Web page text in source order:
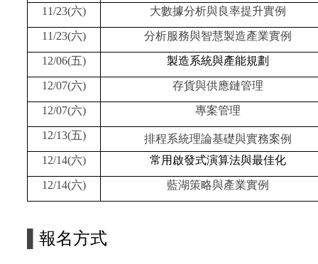
11/23(六) 大數據分析與良率提升實例
11/23(六) 分析服務與智慧製造產業實例
12/06(五) 製造系統與產能規劃
12/07(六) 存貨與供應鏈管理
12/07(六) 專案管理
12/13(五)
排程系統理論基礎與實務案例
12/14(六)
常用啟發式演算法與最佳化
12/14(六) 藍湖策略與產業實例
報名方式